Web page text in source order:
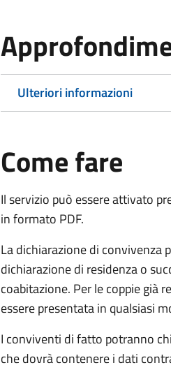
Ulteriori informazioni
Come fare
Il servizio può essere attivato
in formato PDF.
La dichiarazione di convivenza
dichiarazione di residenza o
coabitazione. Per le coppie già
essere presentata in qualsiasi
I conviventi di fatto potranno
che dovrà contenere i dati